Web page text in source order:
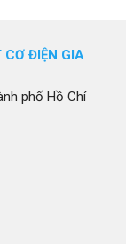
CƠ ĐIỆN GIA
phố Hồ Chí